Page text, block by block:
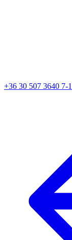
+36 30 507 3640 7-